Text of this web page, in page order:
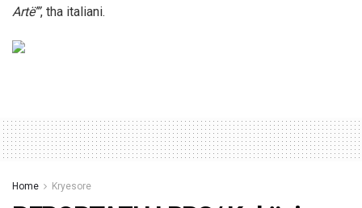
Artë’”, tha italiani.
Home Kryesore